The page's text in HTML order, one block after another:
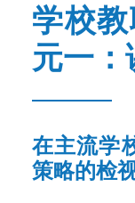
学校
元一
在主流学
策略的检